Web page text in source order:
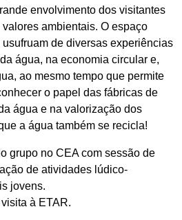
envolvimento dos visitantes
ambientais. O espaço
de diversas experiências
água, na economia circular e,
ao mesmo tempo que permite
o papel das fábricas de
água e na valorização dos
a água também se recicla!
grupo no CEA com sessão de
de atividades lúdico-
jovens.
à ETAR.